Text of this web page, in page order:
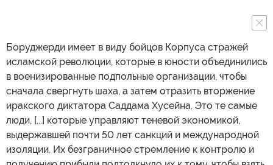
Боруджерди имеет в виду бойцов Корпуса стражей
исламской революции, которые в юности объединились
в военизированные подпольные организации, чтобы
сначала свергнуть шаха, а затем отразить вторжение
иракского диктатора Саддама Хусейна. Это те самые
люди, [...] которые управляют теневой экономикой,
выдержавшей почти 50 лет санкций и международной
изоляции. Их безграничное стремление к контролю и